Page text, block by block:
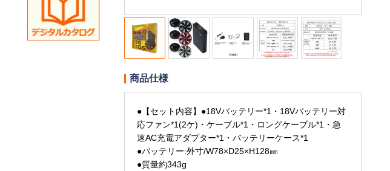
商品仕様
●【セット内容】●18Vバッテリー*1・18Vバッテリー対
応ファン*1(2ケ)・ケーブル*1・ロングケーブル*1・急
速AC充電アダプター*1・バッテリーケース*1
●バッテリー:外寸/W78×D25×H128㎜
●質量約343g